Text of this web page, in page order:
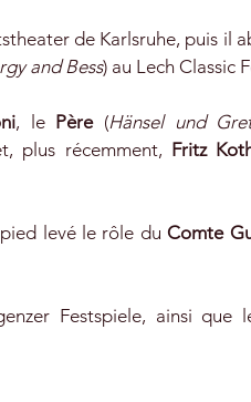
de Karlsruhe, puis il
and Bess) au Lech Classic
, le Père (Hänsel und
plus récemment, Fritz
pied levé le rôle duComte
Festspiele, ainsi que